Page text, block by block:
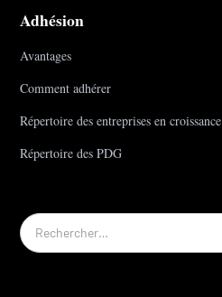
Adhésion
Avantages
Comment adhérer
Répertoire des entreprises en croissance
Répertoire des PDG